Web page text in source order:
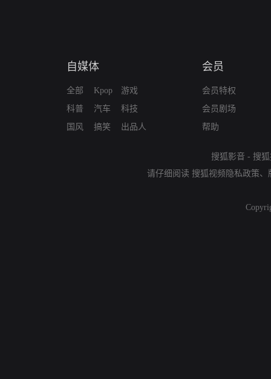
自媒体
全部
科普
国风
Kpop
汽车
搞笑
游戏
科技
出品人
会员
会员特权
会员剧场
帮助
搜狐影音 - 搜
请仔细阅读 搜狐视频隐私政策、